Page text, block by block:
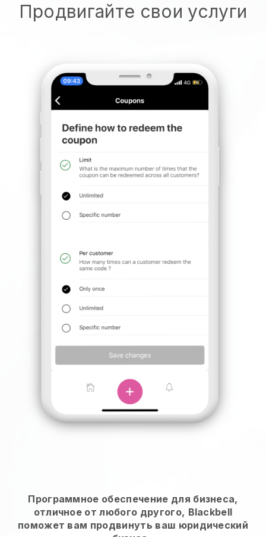
Продвигайте свои услуги
Программное обеспечение для бизнеса,
отличное от любого другого, Blackbell
поможет вам продвинуть ваш юридический